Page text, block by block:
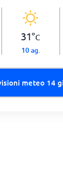
31°C
10 ag.
meteo 14